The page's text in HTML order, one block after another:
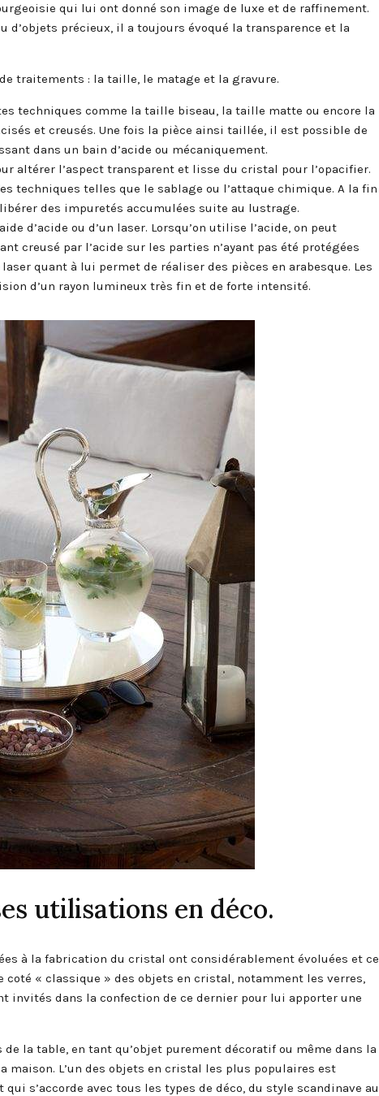
qui lui ont donné son image de luxe et de raffinement.
précieux, il a toujours évoqué la transparence et la
traitements : la taille, le matage et la gravure.
techniques comme la taille biseau, la taille matte ou encore la
et creusés. Une fois la pièce ainsi taillée, il est possible de
dans un bain d’acide ou mécaniquement.
altérer l’aspect transparent et lisse du cristal pour l’opacifier.
techniques telles que le sablage ou l’attaque chimique. A la fin
des impuretés accumulées suite au lustrage.
d’acide ou d’un laser. Lorsqu’on utilise l’acide, on peut
creusé par l’acide sur les parties n’ayant pas été protégées
quant à lui permet de réaliser des pièces en arabesque. Les
d’un rayon lumineux très fin et de forte intensité.
utilisations en déco.
à la fabrication du cristal ont considérablement évoluées et ce
coté « classique » des objets en cristal, notamment les verres,
invités dans la confection de ce dernier pour lui apporter une
la table, en tant qu’objet purement décoratif ou même dans la
maison. L’un des objets en cristal les plus populaires est
qui s’accorde avec tous les types de déco, du style scandinave au